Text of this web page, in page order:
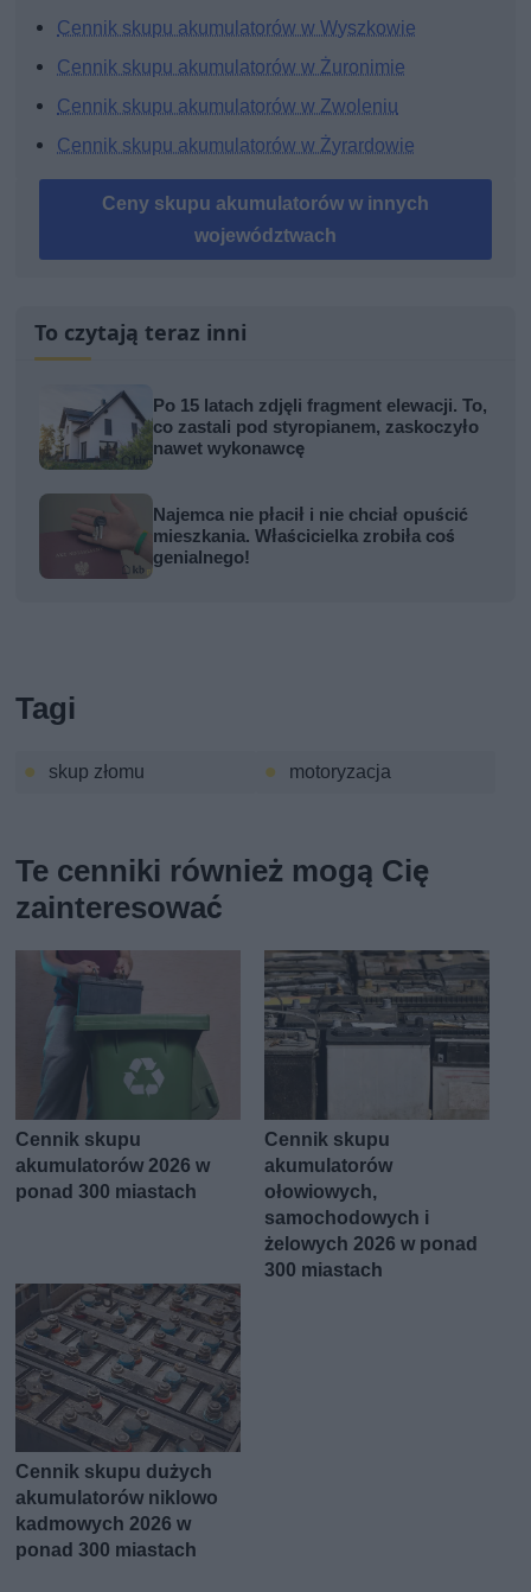
Cennik skupu akumulatorów w Wyszkowie
Cennik skupu akumulatorów w Żuronimie
Cennik skupu akumulatorów w Zwoleniu
Cennik skupu akumulatorów w Żyrardowie
Ceny skupu akumulatorów w innych
województwach
To czytają teraz inni
Po 15 latach zdjęli fragment elewacji. To,
co zastali pod styropianem, zaskoczyło
nawet wykonawcę
Najemca nie płacił i nie chciał opuścić
mieszkania. Właścicielka zrobiła coś
genialnego!
Tagi
skup złomu motoryzacja
Te cenniki również mogą Cię
zainteresować
Cennik skupu
akumulatorów 2026 w
ponad 300 miastach
Cennik skupu
akumulatorów
ołowiowych,
samochodowych i
żelowych 2026 w ponad
300 miastach
Cennik skupu dużych
akumulatorów niklowo
kadmowych 2026 w
ponad 300 miastach